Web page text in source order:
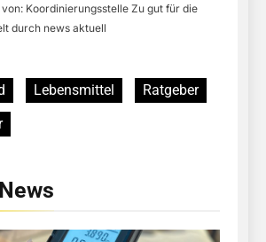
Koordinierungsstelle Zu gut für die
durch news aktuell
Lebensmittel
Ratgeber